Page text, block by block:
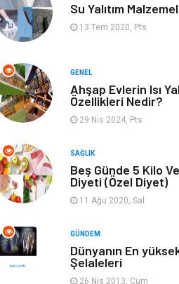
Giyim
Bilgisayar ve
Yazılım
Mobilya
Tekstil Genel Kültür
Turizm Spor
Hediyelik Eşya Aksesuar
oyun alanları
önerileri
Su Yalıtım
13 Tem 2020, Pts
GENEL
Ahşap Evlerin Isı
Özellikleri Nedir?
29 Nis 2024, Pts
SAĞLIK
Beş Günde 5 Kilo
Diyeti (Özel Diyet)
11 Ağu 2020, Sal
GÜNDEM
Dünyanın En
Şelaleleri
26 Nis 2013, Cum